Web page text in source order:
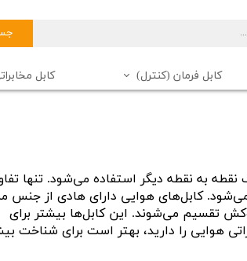
کابل فرمان (کنترل)
کابل فرمان 16 رشته
کابل فرمان 20 رشته
کابل فرمان 50 رشته
کابل
کابل مخابراتی 100 زوج
کابل مخابراتی 40 زوج
کابل مخابراتی (تلفن) زمینی
به نقطه دیگر استفاده می‌شود. تنها
کابل‌های هوایی دارای هادی از
تقسیم می‌شوند. این کابل‌ها بیشتر برای
هوایی را دارید، بهتر است برای شناخت